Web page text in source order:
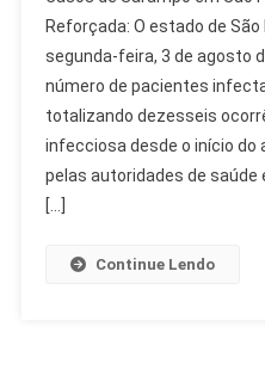
Sarampo
Em
São
Paulo
Atingem
16;
Reforçada: O estado de
segunda-feira, 3 de agosto
número de pacientes
totalizando dezesseis
infecciosa desde o início do
pelas autoridades de
[…]
Continue Lendo